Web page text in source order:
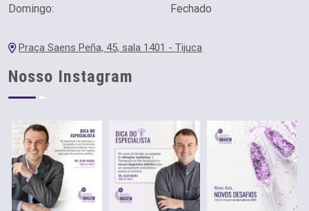
Domingo: Fechado
Praça Saens Peña, 45, sala 1401 - Tijuca
Nosso Instagram